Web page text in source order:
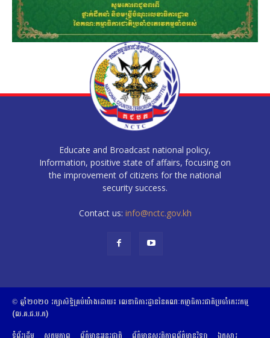
Educate and Broadcast national policy,
Information, positive state of affairs, focusing on
the improvement of citizens for the national
security success.
Contact us: info@nctc.gov.kh
© ឆ្នាំ២០២០​ ​រក្សាសិទ្ធិ​គ្រប់យ៉ាង​ដោយ​៖​ ​លេខាធិការដ្ឋាននៃគណៈកម្មាធិការជាតិប្រចាំភេរវកម្ម
(ល.គ.ជ.ប.ភ)